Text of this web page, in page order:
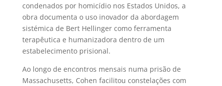
condenados por homicídio nos Estados Unidos, a
obra documenta o uso inovador da abordagem
sistémica de Bert Hellinger como ferramenta
terapêutica e humanizadora dentro de um
estabelecimento prisional.
Ao longo de encontros mensais numa prisão de
Massachusetts, Cohen facilitou constelações com